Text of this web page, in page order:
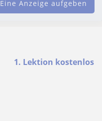
Eine Anzeige aufgeben
1. Lektion kostenlos